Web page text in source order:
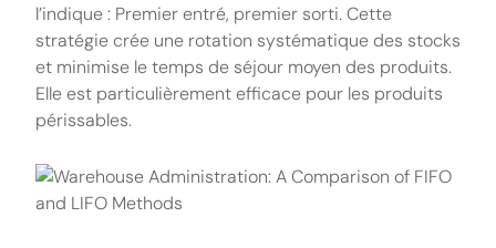
l’indique : Premier entré, premier sorti. Cette
stratégie crée une rotation systématique des stocks
et minimise le temps de séjour moyen des produits.
Elle est particulièrement efficace pour les produits
périssables.